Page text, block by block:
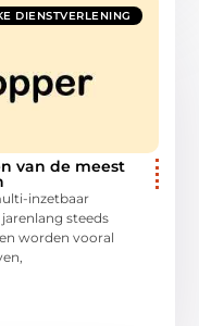
DIENSTVERLENING
van de meest
inzetbaar
steeds
worden vooral